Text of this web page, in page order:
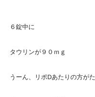
６錠中に
タウリンが９０ｍｇ
うーん、リポDあたりの方が